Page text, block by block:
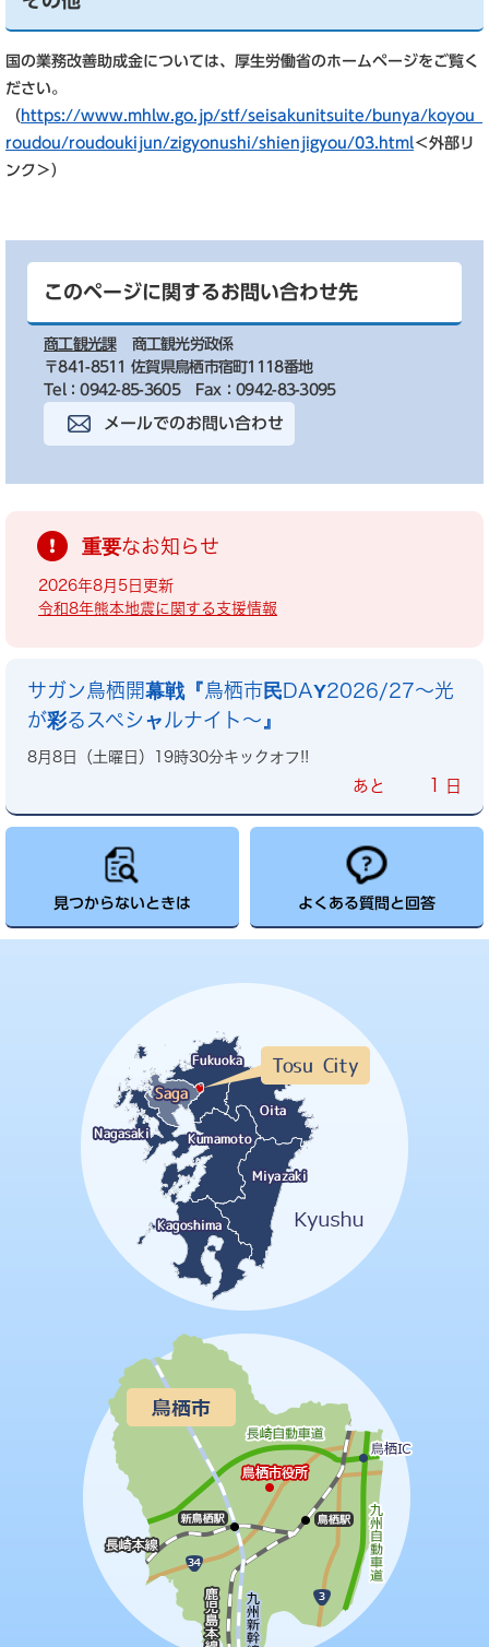
国の業務改善助成金については、厚生労働省のホームページをご覧く
ださい。
（ https://www.mhlw.go.jp/stf/seisakunitsuite/bunya/koyou_
roudou/roudoukijun/zigyonushi/shienjigyou/03.html＜外部リ
ンク＞ ）
このページに関するお問い合わせ先
商工観光課
商工観光労政係
〒841-8511 佐賀県鳥栖市宿町1118番地
Tel：0942-85-3605
Fax：0942-83-3095
メールでのお問い合わせ
重要なお知らせ
2026年8月5日更新
令和8年熊本地震に関する支援情報
サガン鳥栖開幕戦『鳥栖市民DAY2026/27～光
が彩るスペシャルナイト～』
8月8日（土曜日）19時30分キックオフ!!
あと 1 日
見つからないときは よくある質問と回答